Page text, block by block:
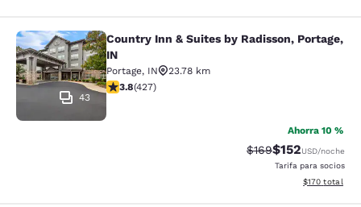
Country Inn & Suites by Radisson,
43
Country Inn & Suites by Radisson, Portage,
IN
Portage, IN
23.78 km
calificación de 3.78 estrellas. Bueno. 427 reseñas
3.8(427)
Ahorra 10 %
Precio tachado:
$169Precio con
$152USD/noche
Tarifa para socios
Ver detalles
$170 total